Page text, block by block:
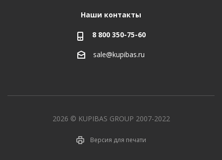
Наши контакты
8 800 350-75-60
sale@kupibas.ru
2026 © KUPIBAS GROUP 2007-2022
Версия для печати